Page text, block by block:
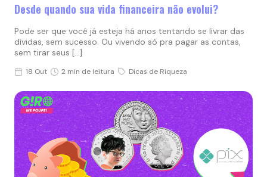
Desde quando sua vida financeira não evolui?
Pode ser que você já esteja há anos tentando se livrar das
dívidas, sem sucesso. Ou vivendo só pra pagar as contas,
sem tirar seus […]
18 Out 2 min de leitura Dicas de Riqueza